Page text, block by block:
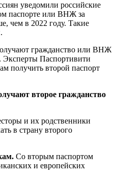
уведомили российские
паспорте или ВНЖ за
чем в 2022 году. Такие
гражданство или ВНЖ
Паспортивити
получить второй паспорт
второе гражданство
и их родственники
в страну второго
Со вторым паспортом
и европейских